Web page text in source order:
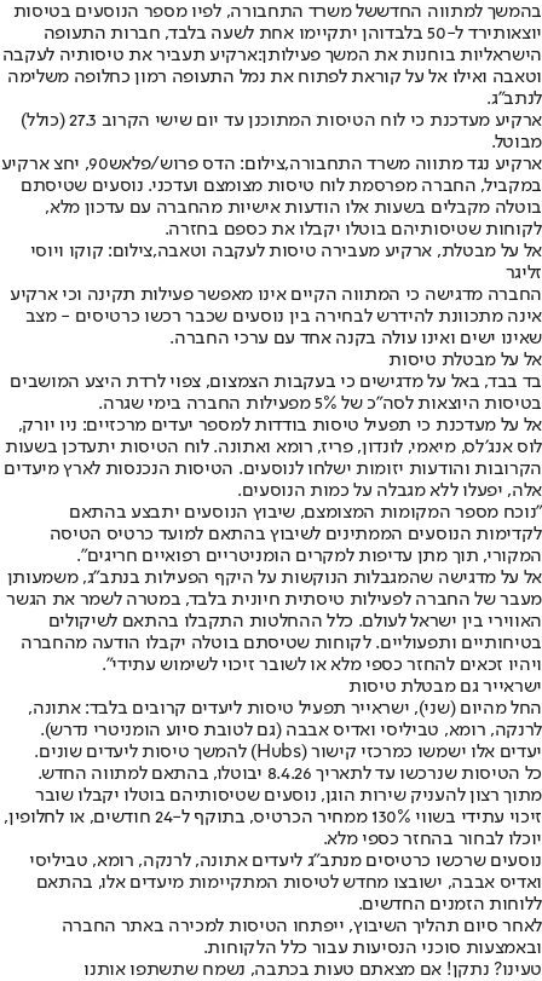
בהמשך למתווה החדששל משרד התחבורה, לפיו מספר הנוסעים בטיסות
יוצאותירד ל-50 בלבד
והן יתקיימו אחת לשעה בלבד, חברות התעופה
הישראליות בוחנות את המשך פעילותן:ארקיע תעביר את טיסותיה לעקבה
וטאבה ואילו אל על קוראת לפתוח את נמל התעופה רמון כחלופה משלימה
לנתב״ג.
ארקיע מעדכנת כי לוח הטיסות המתוכנן עד יום שישי הקרוב 27.3 (כולל)
מבוטל.
ארקיע נגד מתווה משרד התחבורה,צילום: הדס פרוש/פלאש90, יחצ ארקיע
במקביל, החברה מפרסמת לוח טיסות מצומצם ועדכני. נוסעים שטיסתם
בוטלה מקבלים בשעות אלו הודעות אישיות מהחברה עם עדכון מלא,
לקוחות שטיסותיהם בוטלו יקבלו את כספם בחזרה.
אל על מבטלת, ארקיע מעבירה טיסות לעקבה וטאבה,צילום: קוקו ויוסי
זליגר
החברה מדגישה כי המתווה הקיים אינו מאפשר פעילות תקינה וכי ארקיע
אינה מתכוונת להידרש לבחירה בין נוסעים שכבר רכשו כרטיסים - מצב
שאינו ישים ואינו עולה בקנה אחד עם ערכי החברה.
אל על מבטלת טיסות
בד בבד, באל על מדגישים כי בעקבות הצמצום, צפוי לרדת היצע המושבים
בטיסות היוצאות לסה״כ של 5% מפעילות החברה בימי שגרה.
אל על מעדכנת כי תפעיל טיסות בודדות למספר יעדים מרכזיים: ניו יורק,
לוס אנג׳לס, מיאמי, לונדון, פריז, רומא ואתונה. לוח הטיסות יתעדכן בשעות
הקרובות והודעות יזומות ישלחו לנוסעים. הטיסות הנכנסות לארץ מיעדים
אלה, יפעלו ללא מגבלה על כמות הנוסעים.
"נוכח מספר המקומות המצומצם, שיבוץ הנוסעים יתבצע בהתאם
לקדימות הנוסעים הממתינים לשיבוץ בהתאם למועד כרטיס הטיסה
המקורי, תוך מתן עדיפות למקרים הומניטריים רפואיים חריגים".
אל על מדגישה שהמגבלות הנוקשות על היקף הפעילות בנתב״ג, משמעותן
מעבר של החברה לפעילות טיסתית חיונית בלבד, במטרה לשמר את הגשר
האווירי בין ישראל לעולם. כלל ההחלטות התקבלו בהתאם לשיקולים
בטיחותיים ותפעוליים. לקוחות שטיסתם בוטלה יקבלו הודעה מהחברה
ויהיו זכאים להחזר כספי מלא או לשובר זיכוי לשימוש עתידי".
ישראייר גם מבטלת טיסות
החל מהיום (שני), ישראייר תפעיל טיסות ליעדים קרובים בלבד: אתונה,
לרנקה, רומא, טביליסי ואדיס אבבה (גם לטובת סיוע הומניטרי נדרש).
יעדים אלו ישמשו כמרכזי קישור (Hubs) להמשך טיסות ליעדים שונים.
כל הטיסות שנרכשו עד לתאריך 8.4.26 יבוטלו, בהתאם למתווה החדש.
מתוך רצון להעניק שירות הוגן, נוסעים שטיסותיהם בוטלו יקבלו שובר
זיכוי עתידי בשווי 130% ממחיר הכרטיס, בתוקף ל-24 חודשים, או לחלופין,
יוכלו לבחור בהחזר כספי מלא.
נוסעים שרכשו כרטיסים מנתב"ג ליעדים אתונה, לרנקה, רומא, טביליסי
ואדיס אבבה, ישובצו מחדש לטיסות המתקיימות מיעדים אלו, בהתאם
ללוחות הזמנים החדשים.
לאחר סיום תהליך השיבוץ, ייפתחו הטיסות למכירה באתר החברה
ובאמצעות סוכני הנסיעות עבור כלל הלקוחות.
טעינו? נתקן! אם מצאתם טעות בכתבה, נשמח שתשתפו אותנו